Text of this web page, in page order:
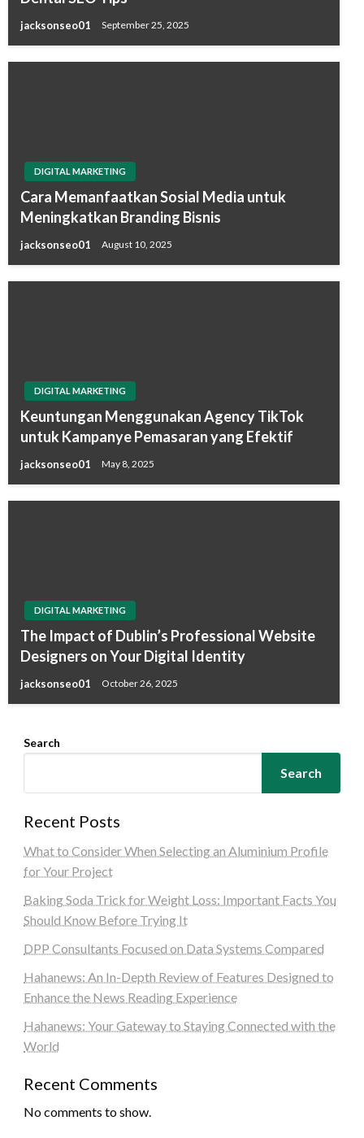
jacksonseo01 September 25, 2025
DIGITAL MARKETING
Cara Memanfaatkan Sosial Media untuk
Meningkatkan Branding Bisnis
jacksonseo01 August 10, 2025
DIGITAL MARKETING
Keuntungan Menggunakan Agency TikTok
untuk Kampanye Pemasaran yang Efektif
jacksonseo01 May 8, 2025
DIGITAL MARKETING
The Impact of Dublin’s Professional Website
Designers on Your Digital Identity
jacksonseo01 October 26, 2025
Search
Search
Recent Posts
What to Consider When Selecting an Aluminium Profile
for Your Project
Baking Soda Trick for Weight Loss: Important Facts You
Should Know Before Trying It
DPP Consultants Focused on Data Systems Compared
Hahanews: An In-Depth Review of Features Designed to
Enhance the News Reading Experience
Hahanews: Your Gateway to Staying Connected with the
World
Recent Comments
No comments to show.